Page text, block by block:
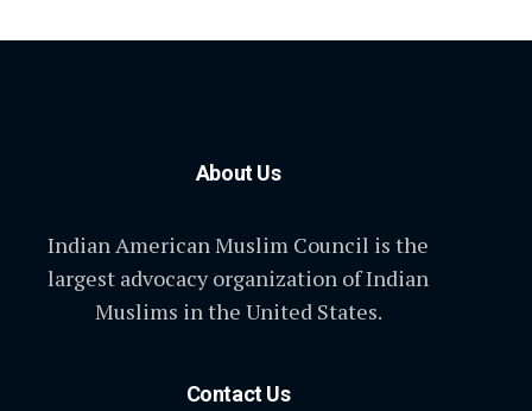
About Us
Indian American Muslim Council is the
largest advocacy organization of Indian
Muslims in the United States.
Contact Us